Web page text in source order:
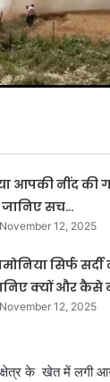
आपकी नींद की
जानिए सच…
November 12, 2025
सिर्फ
क्यों और कैसे
November 12, 2025
के खेत में लगी